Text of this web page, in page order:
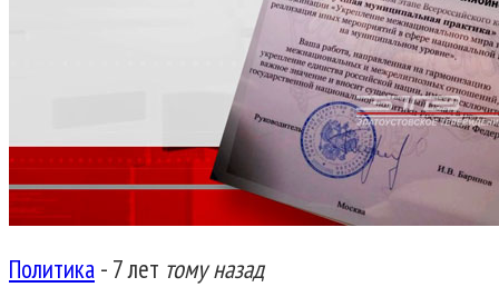
Политика - 7 лет тому назад